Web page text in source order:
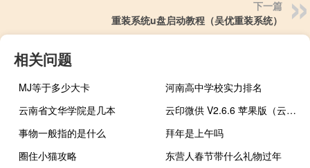
下一篇
重装系统u盘启动教程（吴优重装系统）
相关问题
MJ等于多少大卡
河南高中学校实力排名
云南省文华学院是几本
云印微供 V2.6.6 苹果版（云印微供 V2.6.6 苹果版功能简介）
事物一般指的是什么
拜年是上午吗
圈住小猫攻略
东营人春节带什么礼物过年